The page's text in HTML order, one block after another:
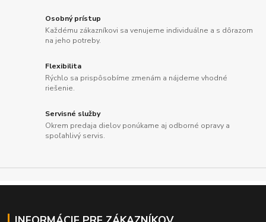
Osobný prístup
Každému zákazníkovi sa venujeme individuálne a s dôrazom
na jeho potreby.
Flexibilita
Rýchlo sa prispôsobíme zmenám a nájdeme vhodné
riešenie.
Servisné služby
Okrem predaja dielov ponúkame aj odborné opravy a
spoľahlivý servis.